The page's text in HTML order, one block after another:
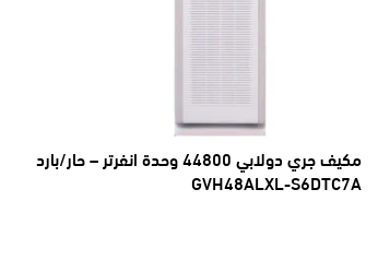
مكيف جري دولابي 44800 وحدة انفرتر – حار/بارد
GVH48ALXL-S6DTC7A